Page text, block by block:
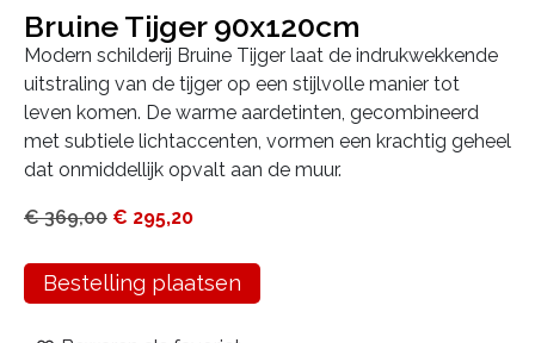
Bruine Tijger 90x120cm
Modern schilderij Bruine Tijger laat de indrukwekkende
uitstraling van de tijger op een stijlvolle manier tot
leven komen. De warme aardetinten, gecombineerd
met subtiele lichtaccenten, vormen een krachtig geheel
dat onmiddellijk opvalt aan de muur.
€369,00 € 295,20
Bestelling plaatsen